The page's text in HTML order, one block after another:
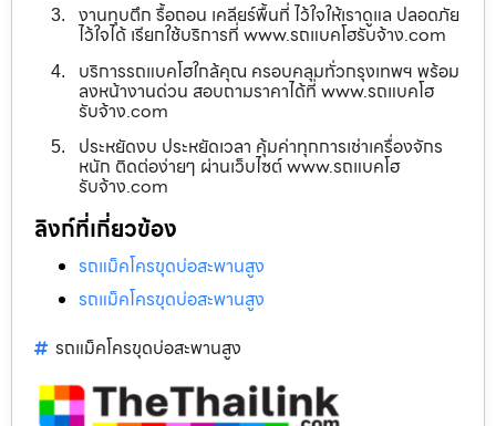
งานทุบตึก รื้อถอน เคลียร์พื้นที่ ไว้ใจให้เราดูแล ปลอดภัย
ไว้ใจได้ เรียกใช้บริการที่ www.รถแบคโฮรับจ้าง.com
บริการรถแบคโฮใกล้คุณ ครอบคลุมทั่วกรุงเทพฯ พร้อม
ลงหน้างานด่วน สอบถามราคาได้ที่ www.รถแบคโฮ
รับจ้าง.com
ประหยัดงบ ประหยัดเวลา คุ้มค่าทุกการเช่าเครื่องจักร
หนัก ติดต่อง่ายๆ ผ่านเว็บไซต์ www.รถแบคโฮ
รับจ้าง.com
ลิงก์ที่เกี่ยวข้อง
รถแม็คโครขุดบ่อสะพานสูง
รถแม็คโครขุดบ่อสะพานสูง
รถแม็คโครขุดบ่อสะพานสูง